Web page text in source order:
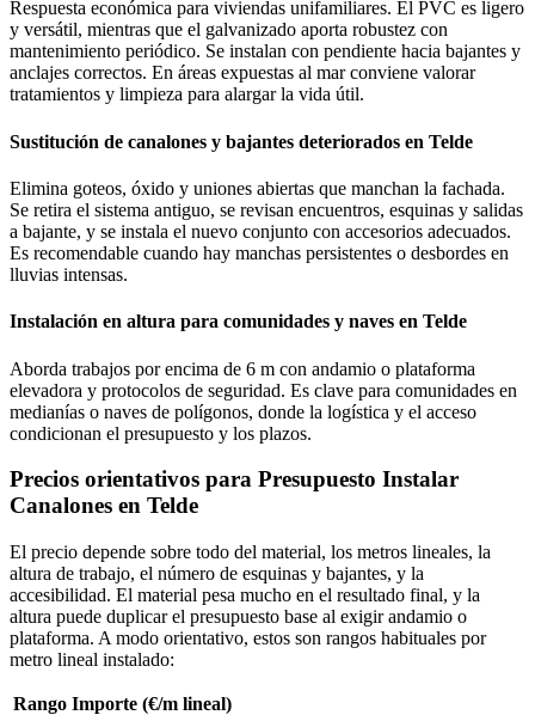
Respuesta económica para viviendas unifamiliares. El PVC es ligero
y versátil, mientras que el galvanizado aporta robustez con
mantenimiento periódico. Se instalan con pendiente hacia bajantes y
anclajes correctos. En áreas expuestas al mar conviene valorar
tratamientos y limpieza para alargar la vida útil.
Sustitución de canalones y bajantes deteriorados en Telde
Elimina goteos, óxido y uniones abiertas que manchan la fachada.
Se retira el sistema antiguo, se revisan encuentros, esquinas y salidas
a bajante, y se instala el nuevo conjunto con accesorios adecuados.
Es recomendable cuando hay manchas persistentes o desbordes en
lluvias intensas.
Instalación en altura para comunidades y naves en Telde
Aborda trabajos por encima de 6 m con andamio o plataforma
elevadora y protocolos de seguridad. Es clave para comunidades en
medianías o naves de polígonos, donde la logística y el acceso
condicionan el presupuesto y los plazos.
Precios orientativos para Presupuesto Instalar
Canalones en Telde
El precio depende sobre todo del material, los metros lineales, la
altura de trabajo, el número de esquinas y bajantes, y la
accesibilidad. El material pesa mucho en el resultado final, y la
altura puede duplicar el presupuesto base al exigir andamio o
plataforma. A modo orientativo, estos son rangos habituales por
metro lineal instalado:
Rango Importe (€/m lineal)